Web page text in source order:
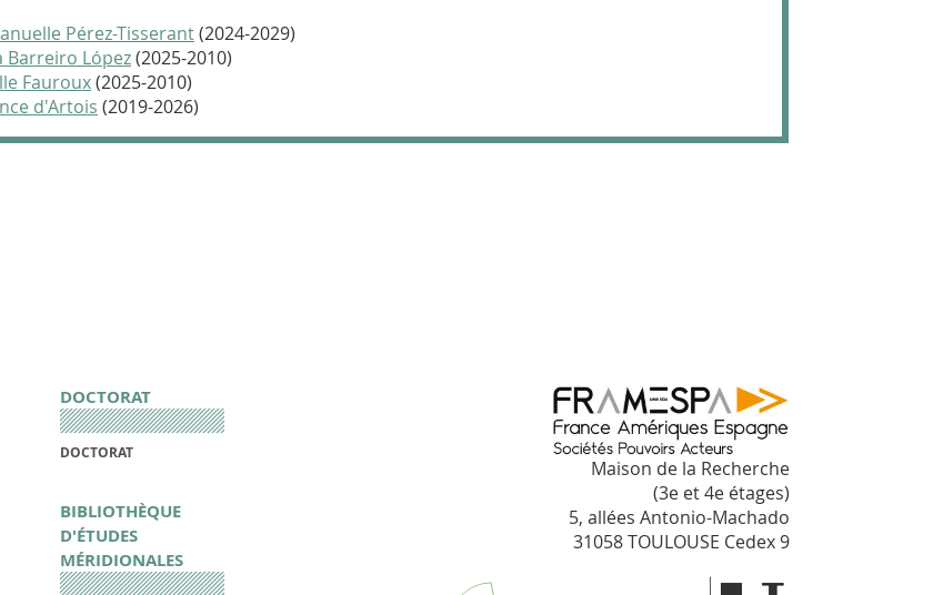
Pérez-Tisserant(2024-2029)
Barreiro López(2025-2010)
Fauroux(2025-2010)
d'Artois (2019-2026)
DOCTORAT
DOCTORAT
BIBLIOTHÈQUE
D'ÉTUDES
MÉRIDIONALES
Maison de la Recherche
(3e et 4e étages)
5, allées Antonio-Machado
31058 TOULOUSE Cedex 9